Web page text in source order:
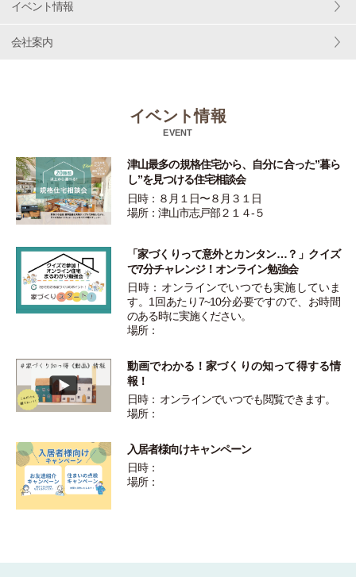
イベント情報
会社案内
イベント情報
EVENT
津山最多の規格住宅から、自分に合った”暮ら
し”を見つける住宅相談会
日時：８月１日〜８月３１日
場所：津山市志戸部２１４-５
「家づくりって意外とカンタン…？」クイズ
で7分チャレンジ！オンライン勉強会
日時：オンラインでいつでも実施していま
す。1回あたり7~10分必要ですので、お時間
のある時に実施ください。
場所：
動画でわかる！家づくりの知って得する情
報！
日時： オンラインでいつでも閲覧できます。
場所：
入居者様向けキャンペーン
日時：
場所：